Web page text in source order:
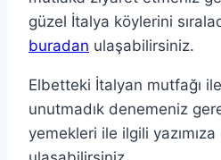
güzel İtalya köylerini
buradan ulaşabilirsiniz.
Elbetteki İtalyan mutfağı
unutmadık denemeniz
yemekleri ile ilgili yazımıza